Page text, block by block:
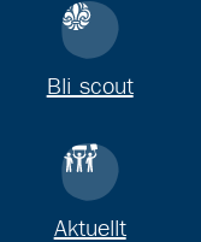
Bli scout
Aktuellt